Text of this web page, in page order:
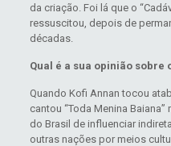
da criação. Foi lá que o
ressuscitou, depois de
décadas.
Qual é a sua opinião sobre
Quando Kofi Annan tocou
cantou “Toda Menina
do Brasil de influenciar
outras nações por meios